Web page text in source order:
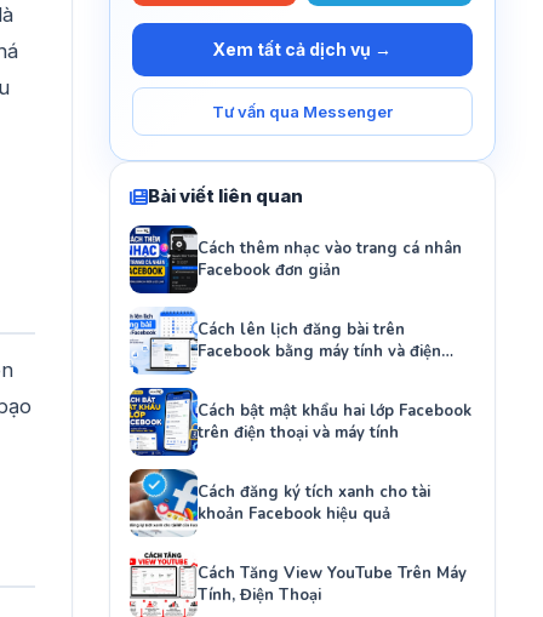
Xem tất cả dịch vụ →
Tư vấn qua Messenger
Bài viết liên quan
Cách thêm nhạc vào trang cá nhân
Facebook đơn giản
Cách lên lịch đăng bài trên
Facebook bằng máy tính và điện
thoại
Cách bật mật khẩu hai lớp Facebook
trên điện thoại và máy tính
Cách đăng ký tích xanh cho tài
khoản Facebook hiệu quả
Cách Tăng View YouTube Trên Máy
Tính, Điện Thoại